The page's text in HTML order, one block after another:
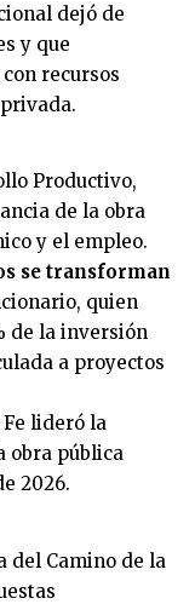
dejó de
y que
recursos
Productivo,
de la obra
y el empleo.
se transforman
quien
de la inversión
a proyectos
lideró la
obra pública
2026.
del Camino de la